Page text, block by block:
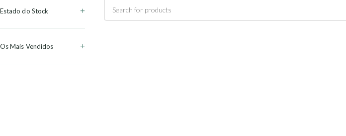
Estado do Stock
Os Mais Vendidos